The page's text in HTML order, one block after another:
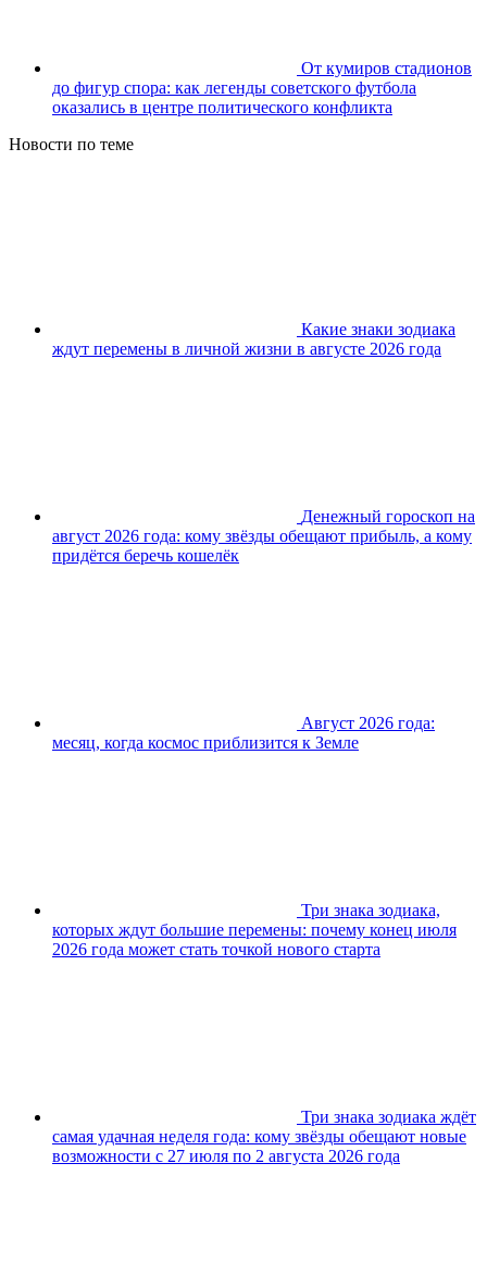
От кумиров стадионов
до фигур спора: как легенды советского футбола
оказались в центре политического конфликта
Новости по теме
Какие знаки зодиака
ждут перемены в личной жизни в августе 2026 года
Денежный гороскоп на
август 2026 года: кому звёзды обещают прибыль, а кому
придётся беречь кошелёк
Август 2026 года:
месяц, когда космос приблизится к Земле
Три знака зодиака,
которых ждут большие перемены: почему конец июля
2026 года может стать точкой нового старта
Три знака зодиака ждёт
самая удачная неделя года: кому звёзды обещают новые
возможности с 27 июля по 2 августа 2026 года